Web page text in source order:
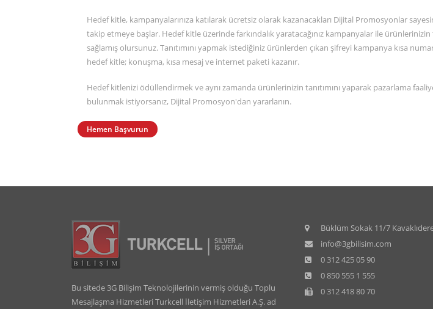
Hedef kitle, kampanyalarınıza katılarak ücretsiz olarak kazanacakları Dijital Promosyonlar
takip etmeye başlar. Hedef kitle üzerinde farkındalık yaratacağınız kampanyalar ile ürünlerinizin
sağlamış olursunuz. Tanıtımını yapmak istediğiniz ürünlerden çıkan şifreyi kampanya kısa
hedef kitle; konuşma, kısa mesaj ve internet paketi kazanır.
Hedef kitlenizi ödüllendirmek ve aynı zamanda ürünlerinizin tanıtımını yaparak pazarlama
bulunmak istiyorsanız, Dijital Promosyon'dan yararlanın.
Hemen Başvurun
Bu sitede 3G Bilişim Teknolojilerinin vermiş olduğu Toplu
Mesajlaşma Hizmetleri Turkcell İletişim Hizmetleri A.Ş. ad
Büklüm Sokak 11/7
info@3gbilisim.com
0 312 425 05 90
0 850 555 1 555
0 312 418 80 70